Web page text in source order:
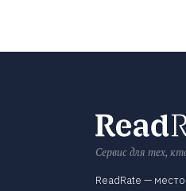
Сервис для тех,
ReadRate —